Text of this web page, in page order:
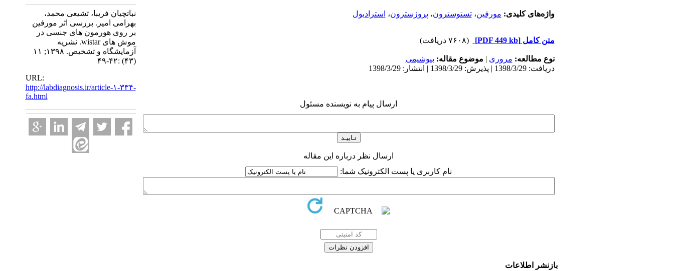
واژه‌های کلیدی: مورفین،تستوسترون، پروژسترون، استرادیول
متن کامل[PDF 449 kb] (۷۶۰۸ دریافت)
نوع مطالعه: مروری | موضوع مقاله: بیوشیمی
دریافت: 1398/3/29 | پذیرش: 1398/3/29 | انتشار: 1398/3/29
ارسال پیام به نویسنده مسئول
ارسال نظر درباره این مقاله
نام کاربری یا پست الکترونیک شما:
نباتچیان فریبا، تشیعی محمد،
بهرامی امیر. بررسی اثر مورفین
بر روی هورمون‌ های جنسی در
موش های wistar. نشریه
آزمایشگاه و تشخیص. ۱۳۹۸; ۱۱
(۴۳) :۴۲-۴۹
URL:
http://labdiagnosis.ir/article-۱-۳۳۴-
fa.html
بازنشر اطلاعات